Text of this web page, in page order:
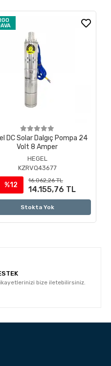
DC Solar Dalgıç Pompa 24
Volt 8 Amper
HEGEL
KZRVQ43677
%12
16.062,26 TL
14.155,76 TL
Stokta Yok
bize iletebilirsiniz.